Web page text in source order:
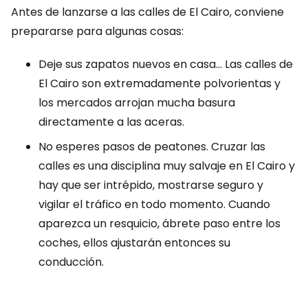
Antes de lanzarse a las calles de El Cairo, conviene
prepararse para algunas cosas:
Deje sus zapatos nuevos en casa... Las calles de
El Cairo son extremadamente polvorientas y
los mercados arrojan mucha basura
directamente a las aceras.
No esperes pasos de peatones. Cruzar las
calles es una disciplina muy salvaje en El Cairo y
hay que ser intrépido, mostrarse seguro y
vigilar el tráfico en todo momento. Cuando
aparezca un resquicio, ábrete paso entre los
coches, ellos ajustarán entonces su
conducción.